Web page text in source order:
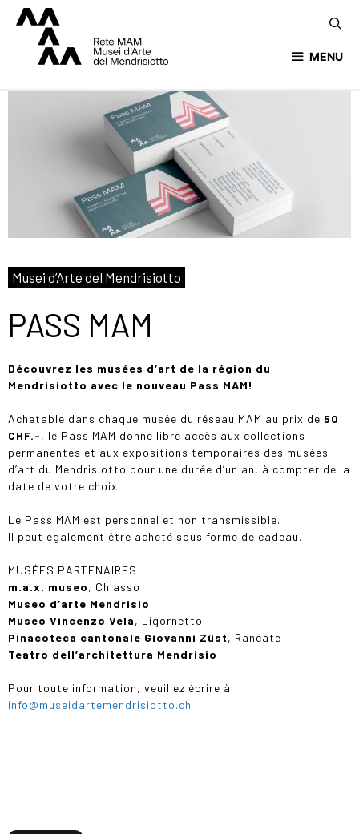
MENU
Musei d’Arte del Mendrisiotto
PASS MAM
Découvrez les musées d’art de la région du
Mendrisiotto avec le nouveau Pass MAM!
Achetable dans chaque musée du réseau MAM au prix de 50
CHF.-, le Pass MAM donne libre accès aux collections
permanentes et aux expositions temporaires des musées
d’art du Mendrisiotto pour une durée d’un an, à compter de la
date de votre choix.
Le Pass MAM est personnel et non transmissible.
Il peut également être acheté sous forme de cadeau.
MUSÉES PARTENAIRES
m.a.x. museo, Chiasso
Museo d’arte Mendrisio
Museo Vincenzo Vela, Ligornetto
Pinacoteca cantonale Giovanni Züst, Rancate
Teatro dell’architettura Mendrisio
Pour toute information, veuillez écrire à
info@museidartemendrisiotto.ch